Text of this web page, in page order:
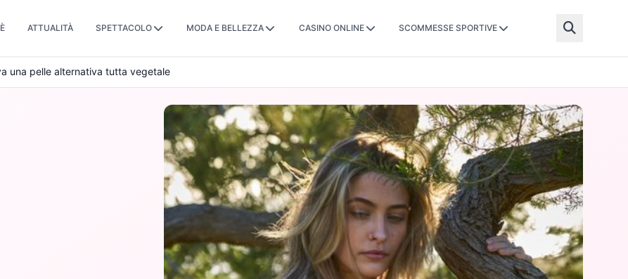
ATTUALITÀ SPETTACOLO MODA E BELLEZZA CASINO ONLINE SCOMMESSE SPORTIVE
una pelle alternativa tutta vegetale